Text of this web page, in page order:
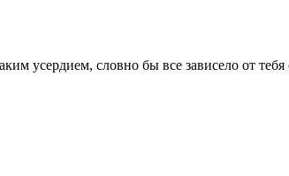
усердием, словно бы все зависело от тебя